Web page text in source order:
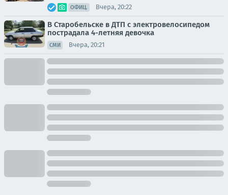
ОФИЦ. Вчера, 20:22
В Старобельске в ДТП с электровелосипедом
пострадала 4-летняя девочка
СМИ Вчера, 20:21